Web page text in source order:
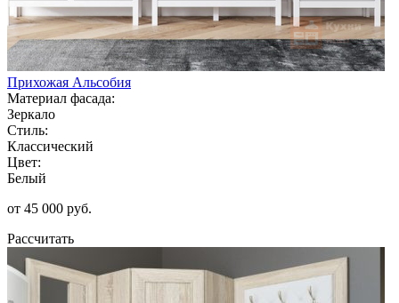
Прихожая Альсобия
Материал фасада:
Зеркало
Стиль:
Классический
Цвет:
Белый
от 45 000 руб.
Рассчитать